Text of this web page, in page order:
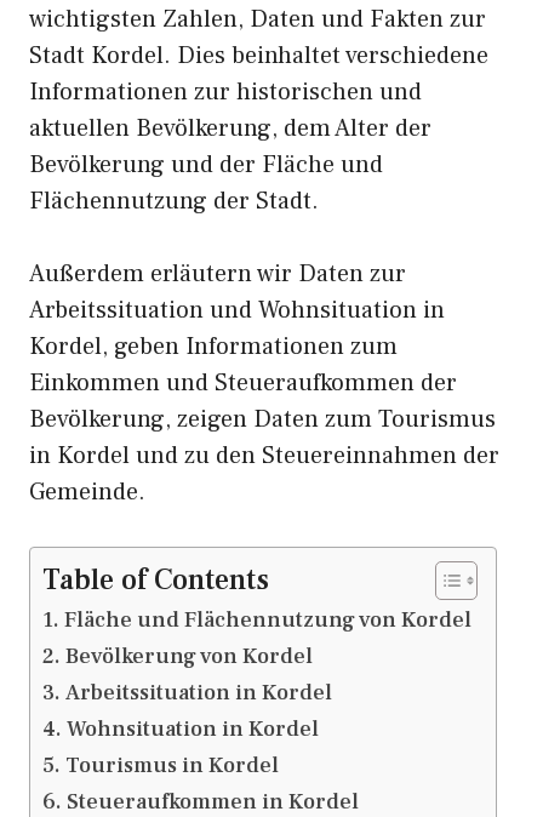
wichtigsten Zahlen, Daten und Fakten zur
Stadt Kordel. Dies beinhaltet verschiedene
Informationen zur historischen und
aktuellen Bevölkerung, dem Alter der
Bevölkerung und der Fläche und
Flächennutzung der Stadt.
Außerdem erläutern wir Daten zur
Arbeitssituation und Wohnsituation in
Kordel, geben Informationen zum
Einkommen und Steueraufkommen der
Bevölkerung, zeigen Daten zum Tourismus
in Kordel und zu den Steuereinnahmen der
Gemeinde.
Table of Contents
Fläche und Flächennutzung von Kordel
Bevölkerung von Kordel
Arbeitssituation in Kordel
Wohnsituation in Kordel
Tourismus in Kordel
Steueraufkommen in Kordel